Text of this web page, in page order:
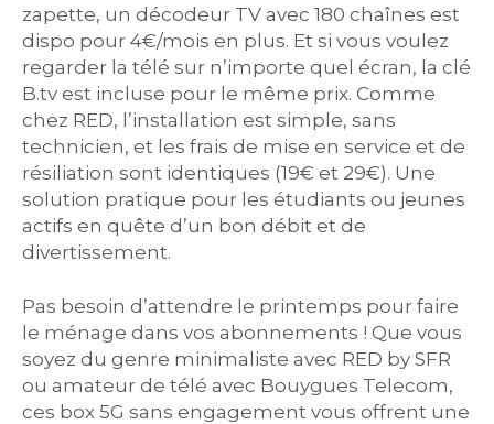
zapette, un décodeur TV avec 180 chaînes est
dispo pour 4€/mois en plus. Et si vous voulez
regarder la télé sur n’importe quel écran, la clé
B.tv est incluse pour le même prix. Comme
chez RED, l’installation est simple, sans
technicien, et les frais de mise en service et de
résiliation sont identiques (19€ et 29€). Une
solution pratique pour les étudiants ou jeunes
actifs en quête d’un bon débit et de
divertissement.
Pas besoin d’attendre le printemps pour faire
le ménage dans vos abonnements ! Que vous
soyez du genre minimaliste avec RED by SFR
ou amateur de télé avec Bouygues Telecom,
ces box 5G sans engagement vous offrent une